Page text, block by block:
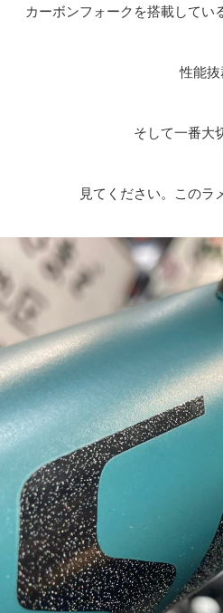
カーボンフォークを搭載してい
性能抜
そして一番大
見てください。このラ